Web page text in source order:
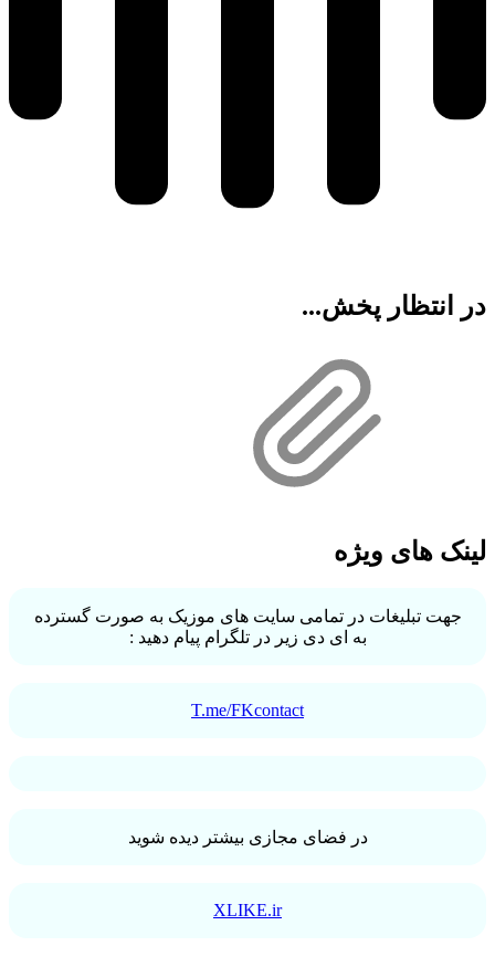
در انتظار پخش...
لینک های ویژه
جهت تبلیغات در تمامی سایت های موزیک به صورت گسترده
به ای دی زیر در تلگرام پیام دهید :
T.me/FKcontact
در فضای مجازی بیشتر دیده شوید
XLIKE.ir